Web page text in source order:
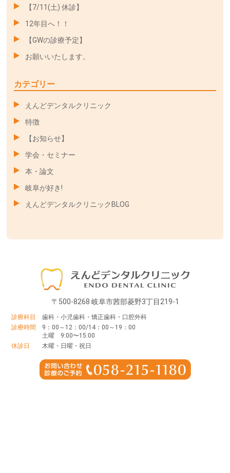
【7/11(土) 休診】
12年目へ！！
【GWの診療予定】
お願いいたします。
カテゴリー
えんどデンタルクリニック
特徴
【お知らせ】
学会・セミナー
本・論文
岐阜が好き!
えんどデンタルクリニックBLOG
〒500-8268 岐阜市茜部菱野3丁目219-1
診療科目
歯科・小児歯科・矯正歯科・口腔外科
診療時間
9：00～12：00/14：00～19：00
土曜 9:00〜15:00
休診日
木曜・日曜・祝日